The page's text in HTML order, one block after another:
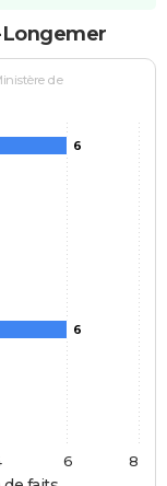
de
6
6
6 8